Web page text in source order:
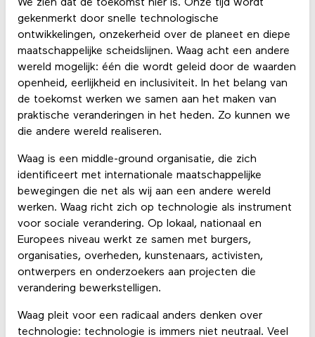
We zien dat de toekomst hier is. Onze tijd wordt
gekenmerkt door snelle technologische
ontwikkelingen, onzekerheid over de planeet en diepe
maatschappelijke scheidslijnen. Waag acht een andere
wereld mogelijk: één die wordt geleid door de waarden
openheid, eerlijkheid en inclusiviteit. In het belang van
de toekomst werken we samen aan het maken van
praktische veranderingen in het heden. Zo kunnen we
die andere wereld realiseren.
Waag is een middle-ground organisatie, die zich
identificeert met internationale maatschappelijke
bewegingen die net als wij aan een andere wereld
werken. Waag richt zich op technologie als instrument
voor sociale verandering. Op lokaal, nationaal en
Europees niveau werkt ze samen met burgers,
organisaties, overheden, kunstenaars, activisten,
ontwerpers en onderzoekers aan projecten die
verandering bewerkstelligen.
Waag pleit voor een radicaal anders denken over
technologie: technologie is immers niet neutraal. Veel